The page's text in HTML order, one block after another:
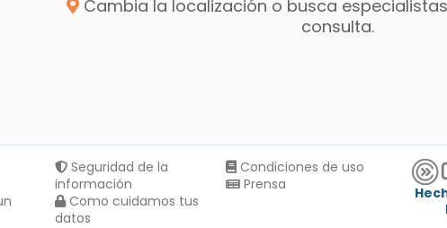
Cambia la localización o busca
consulta.
Seguridad de la
información
Como cuidamos tus
datos
Condiciones de uso
Prensa